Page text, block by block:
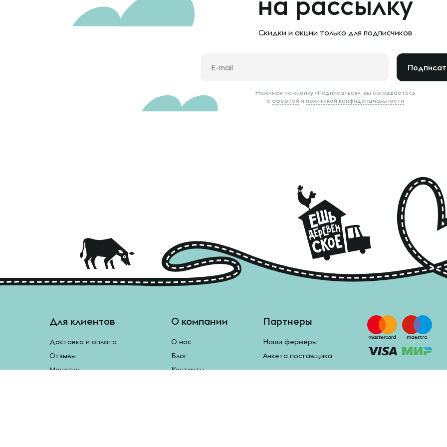
Скидки и акции только для подписчиков
Нажимая на кнопку «Подписаться», вы соглашаетесь
с офертой и политикой конфиденциальности
Для клиентов
Доставка и оплата
Отзывы
Монетки
О компании
О нас
Блог
Контакты
Партнеры
Наши фермеры
Анкета поставщика